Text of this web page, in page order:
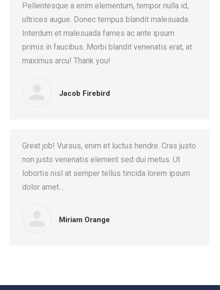
Pellentesque a enim elementum, tempor nulla id,
ultrices augue. Donec tempus blandit malesuada.
Interdum et malesuada fames ac ante ipsum
primis in faucibus. Morbi blandit venenatis erat, at
maximus arcu! Thank you!
Jacob Firebird
Great job! Vursus, enim et luctus hendre. Cras justo
non justo venenatis element sed dui metus. Ut
lobortis nisl at semper tellus tincida lorem ipsum
dolor amet…
Miriam Orange